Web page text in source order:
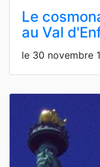
Le
au Val
le 30 novembre